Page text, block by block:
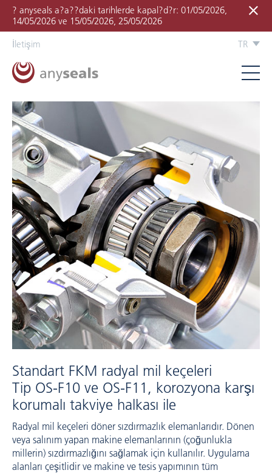
? anyseals a?a??daki tarihlerde kapal?d?r: 01/05/2026,
14/05/2026 ve 15/05/2026, 25/05/2026
İletişim
TR
Standart FKM radyal mil keçeleri
Tip OS-F10 ve OS-F11, korozyona karşı
korumalı takviye halkası ile
Radyal mil keçeleri döner sızdırmazlık elemanlarıdır. Dönen
veya salınım yapan makine elemanlarının (çoğunlukla
millerin) sızdırmazlığını sağlamak için kullanılır. Uygulama
alanları çeşitlidir ve makine ve tesis yapımının tüm